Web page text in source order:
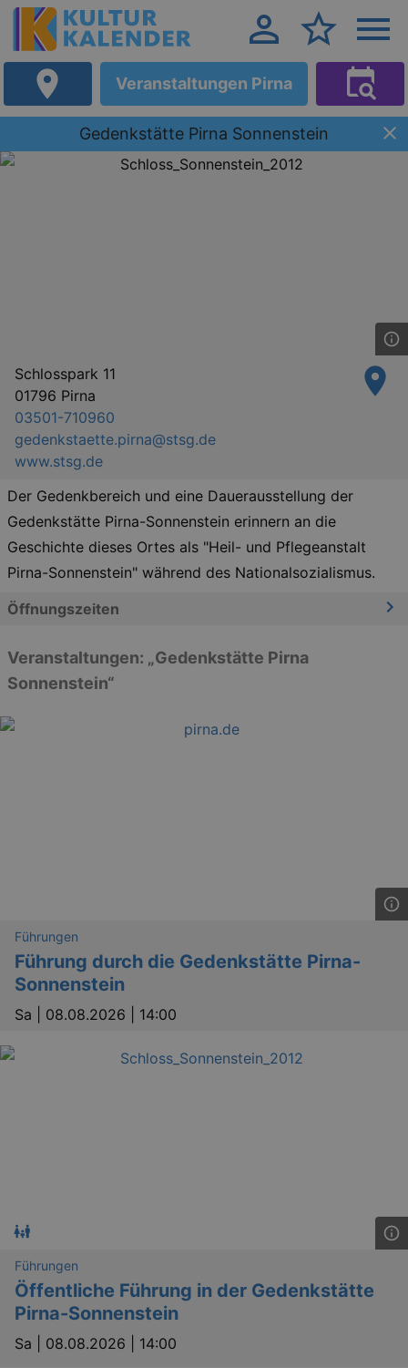
Veranstaltungen Pirna
Gedenkstätte Pirna Sonnenstein
Schlosspark 11
01796 Pirna
03501-710960
gedenkstaette.pirna@stsg.de
www.stsg.de
Der Gedenkbereich und eine Dauerausstellung der
Gedenkstätte Pirna-Sonnenstein erinnern an die
Geschichte dieses Ortes als "Heil- und Pflegeanstalt
Pirna-Sonnenstein" während des Nationalsozialismus.
Öffnungszeiten
Veranstaltungen: „Gedenkstätte Pirna
Sonnenstein“
Führungen
Führung durch die Gedenkstätte Pirna-
Sonnenstein
Sa | 08.08.2026 | 14:00
Führungen
Öffentliche Führung in der Gedenkstätte
Pirna-Sonnenstein
Sa | 08.08.2026 | 14:00